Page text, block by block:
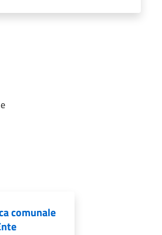
comunale